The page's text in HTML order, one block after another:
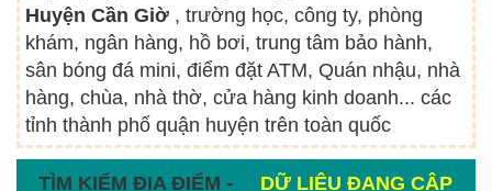
Huyện Cần Giờ , trường học, công ty, phòng
khám, ngân hàng, hồ bơi, trung tâm bảo hành,
sân bóng đá mini, điểm đặt ATM, Quán nhậu, nhà
hàng, chùa, nhà thờ, cửa hàng kinh doanh... các
tỉnh thành phố quận huyện trên toàn quốc
TÌM KIẾM ĐỊA ĐIỂM -
DỮ LIỆU ĐANG CẬP